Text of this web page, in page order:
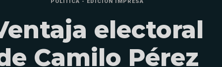
electoral
Camilo Pérez